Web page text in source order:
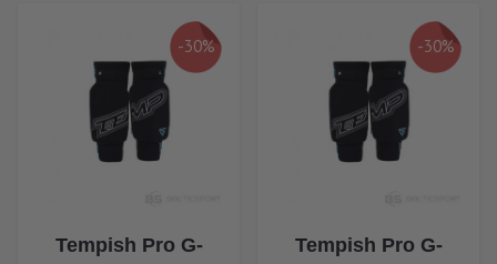
-30%
Tempish Pro G-
-30%
Tempish Pro G-